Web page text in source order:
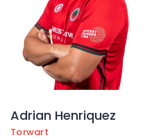
Adrian Henriquez
Torwart